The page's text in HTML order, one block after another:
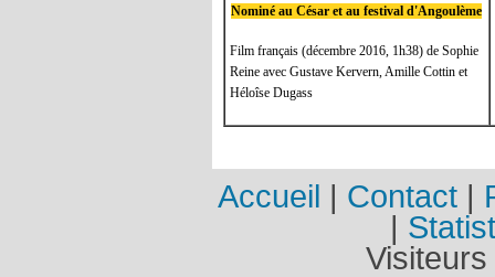
Nominé au César et au festival d'Angoulème
Film français (décembre 2016, 1h38) de Sophie
Reine avec Gustave Kervern, Amille Cottin et
Héloîse Dugass
Accueil | Contact |
|